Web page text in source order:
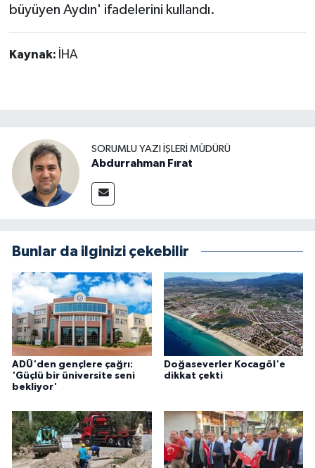
büyüyen Aydın' ifadelerini kullandı.
Kaynak: İHA
SORUMLU YAZI İŞLERI MÜDÜRÜ
Abdurrahman Fırat
Bunlar da ilginizi çekebilir
ADÜ'den gençlere çağrı:
'Güçlü bir üniversite seni
bekliyor'
Doğaseverler Kocagöl'e
dikkat çekti